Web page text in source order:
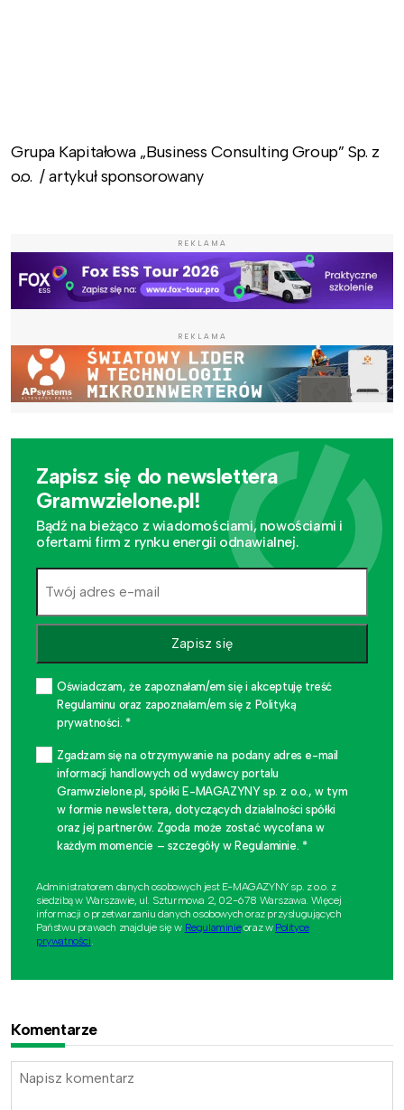
Grupa Kapitałowa „Business Consulting Group” Sp. z
o.o. / artykuł sponsorowany
REKLAMA
REKLAMA
Zapisz się do newslettera
Gramwzielone.pl!
Bądź na bieżąco z wiadomościami, nowościami i
ofertami firm z rynku energii odnawialnej.
Zapisz się
Oświadczam, że zapoznałam/em się i akceptuję treść
Regulaminu oraz zapoznałam/em się z Polityką
prywatności. *
Zgadzam się na otrzymywanie na podany adres e-mail
informacji handlowych od wydawcy portalu
Gramwzielone.pl, spółki E-MAGAZYNY sp. z o.o., w tym
w formie newslettera, dotyczących działalności spółki
oraz jej partnerów. Zgoda może zostać wycofana w
każdym momencie – szczegóły w Regulaminie. *
Administratorem danych osobowych jest E-MAGAZYNY sp. z o.o. z
siedzibą w Warszawie, ul. Szturmowa 2, 02-678 Warszawa. Więcej
informacji o przetwarzaniu danych osobowych oraz przysługujących
Państwu prawach znajduje się w Regulaminieoraz w Polityce
prywatności.
Komentarze